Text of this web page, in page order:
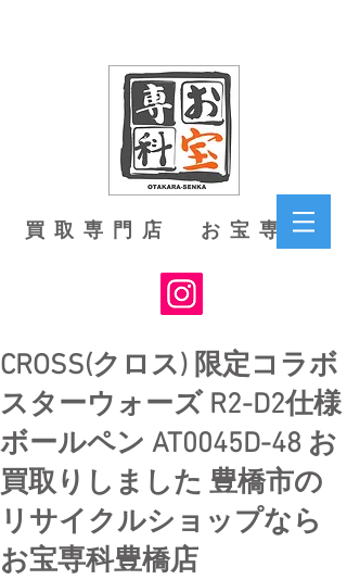
買取専門店 お宝専科
CROSS(クロス) 限定コラボ
スターウォーズ R2-D2仕様
ボールペン AT0045D-48 お
買取りしました 豊橋市の
リサイクルショップなら
お宝専科豊橋店